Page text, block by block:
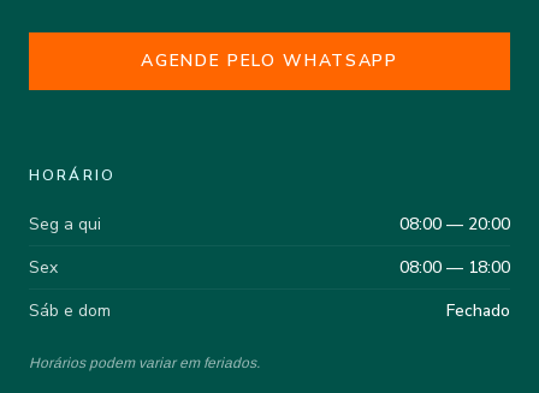
AGENDE PELO WHATSAPP
HORÁRIO
Seg a qui
08:00 — 20:00
Sex
08:00 — 18:00
Sáb e dom
Fechado
Horários podem variar em feriados.